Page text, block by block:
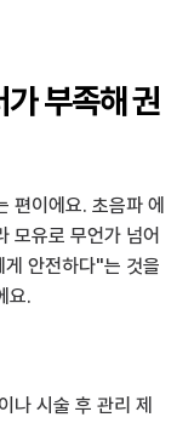
부족해 권
편이에요. 초음파 에
모유로 무언가 넘어
안전하다"는 것을
요.
나 시술 후 관리 제